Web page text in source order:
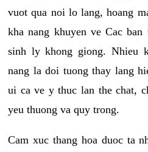
vuot qua noi lo lang, hoang
kha nang khuyen ve Cac
sinh ly khong giong. Nhieu
nang la doi tuong thay lang
ui ca ve y thuc lan the chat,
yeu thuong va quy trong.
Cam xuc thang hoa duoc ta